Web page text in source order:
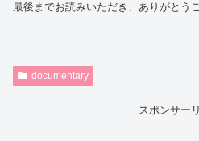
最後までお読みいただき、ありがとう
documentary
スポンサー